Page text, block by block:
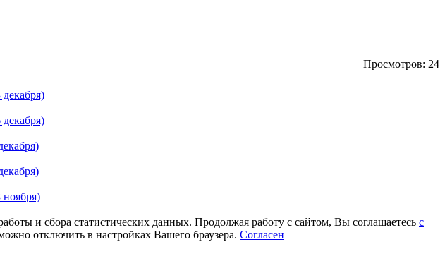
Просмотров: 24
и сбора статистических данных. Продолжая работу с сайтом, Вы соглашаетесь с
отключить в настройках Вашего браузера. Согласен